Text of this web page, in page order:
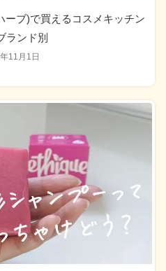
11月1日
ーブ)で買えるコスメキッチン
ランド別